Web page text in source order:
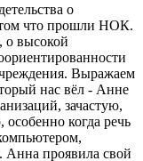
о
том что прошли НОК.
о высокой
Выражаем
нас вёл - Анне
зачастую,
особенно когда речь
Анна проявила свой